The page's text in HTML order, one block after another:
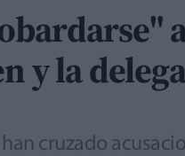
y la
cruzado